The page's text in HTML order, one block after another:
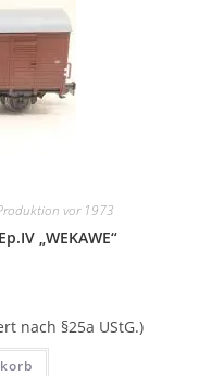
vor 1973
„WEKAWE“
nach §25a UStG.)